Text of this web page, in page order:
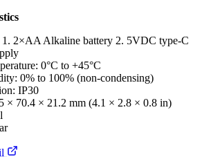
1. 2×AA Alkaline battery 2. 5VDC type-C
0°C to +45°C
0% to 100% (non-condensing)
IP30
× 70.4 × 21.2 mm (4.1 × 2.8 × 0.8 in)